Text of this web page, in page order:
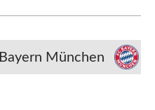
Bayern München